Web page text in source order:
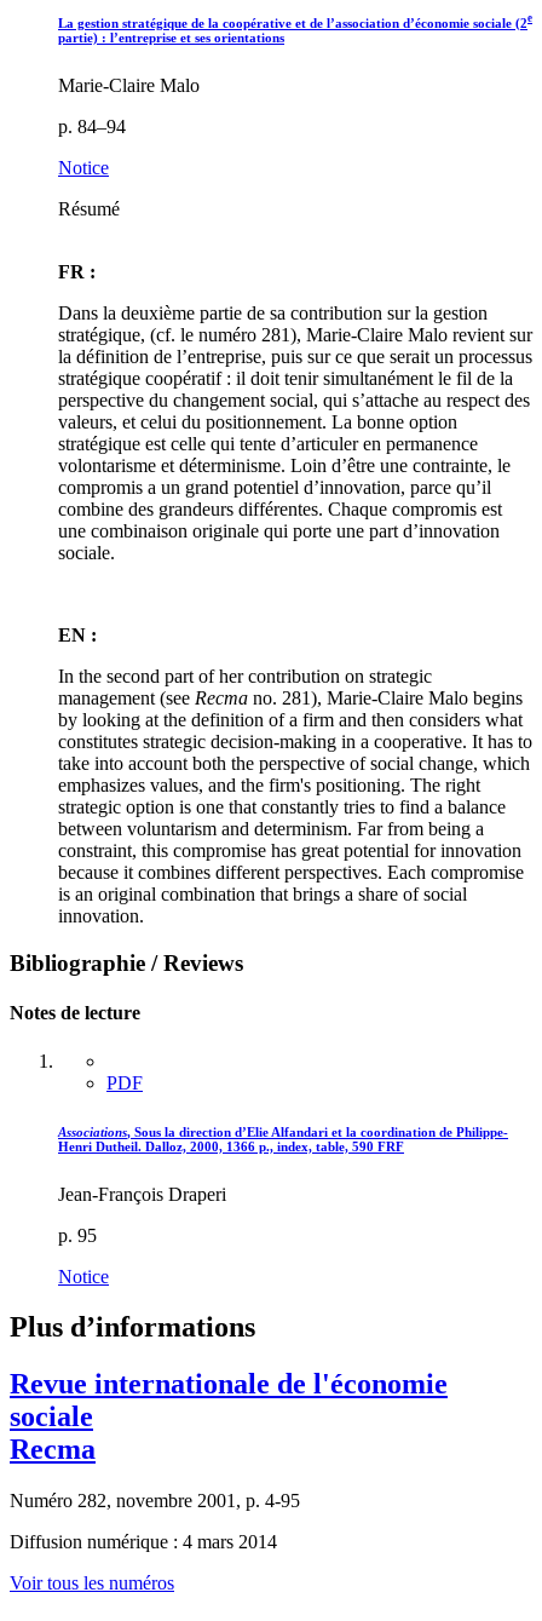
La gestion stratégique de la coopérative et de l’association d’économie sociale (2e
partie) : l’entreprise et ses orientations
Marie-Claire Malo
p. 84–94
Notice
Résumé
FR :
Dans la deuxième partie de sa contribution sur la gestion
stratégique, (cf. le numéro 281), Marie-Claire Malo revient sur
la définition de l’entreprise, puis sur ce que serait un processus
stratégique coopératif : il doit tenir simultanément le fil de la
perspective du changement social, qui s’attache au respect des
valeurs, et celui du positionnement. La bonne option
stratégique est celle qui tente d’articuler en permanence
volontarisme et déterminisme. Loin d’être une contrainte, le
compromis a un grand potentiel d’innovation, parce qu’il
combine des grandeurs différentes. Chaque compromis est
une combinaison originale qui porte une part d’innovation
sociale.
EN :
In the second part of her contribution on strategic
management (see Recma no. 281), Marie-Claire Malo begins
by looking at the definition of a firm and then considers what
constitutes strategic decision-making in a cooperative. It has to
take into account both the perspective of social change, which
emphasizes values, and the firm's positioning. The right
strategic option is one that constantly tries to find a balance
between voluntarism and determinism. Far from being a
constraint, this compromise has great potential for innovation
because it combines different perspectives. Each compromise
is an original combination that brings a share of social
innovation.
Bibliographie / Reviews
Notes de lecture
PDF
Associations, Sous la direction d’Elie Alfandari et la coordination de Philippe-
Henri Dutheil. Dalloz, 2000, 1366 p., index, table, 590 FRF
Jean-François Draperi
p. 95
Notice
Plus d’informations
Revue internationale de l'économie
sociale
Recma
Numéro 282, novembre 2001, p. 4-95
Diffusion numérique : 4 mars 2014
Voir tous les numéros